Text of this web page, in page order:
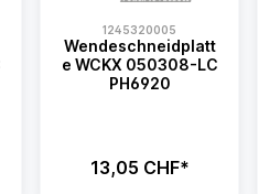
1245320005
Wendeschneidplatt
e WCKX 050308-LC
PH6920
13,05 CHF*